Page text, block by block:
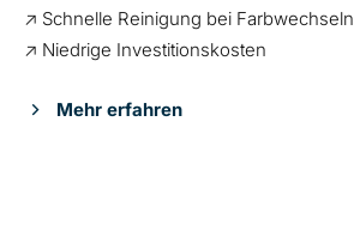
↗ Schnelle Reinigung bei Farbwechseln
↗ Niedrige Investitionskosten
Mehr erfahren